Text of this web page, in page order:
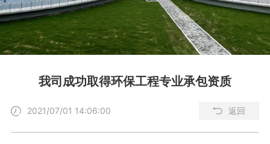
我司成功取得环保工程专业承包资质
2021/07/01 14:06:00 返回